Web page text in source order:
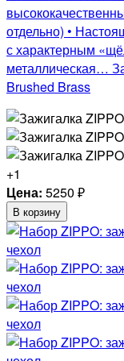
отдельно) •
с характерным
металлическая…
Brushed Brass
+1
Цена: 5250 ₽
В корзину